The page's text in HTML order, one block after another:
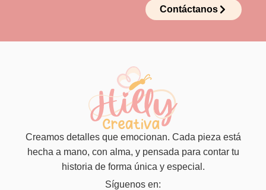
Contáctanos
Creamos detalles que emocionan. Cada pieza está
hecha a mano, con alma, y pensada para contar tu
historia de forma única y especial.
Síguenos en: